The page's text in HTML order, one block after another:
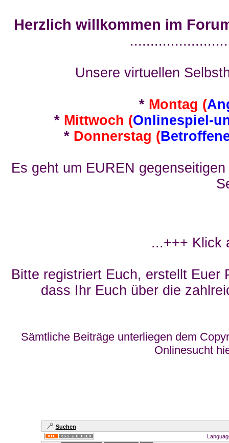
Herzlich willkommen im
Unsere virtuellen
* Montag (
* Mittwoch (Onlinespiel-
* Donnerstag (
Es geht um EUREN
...+++ Klick
Bitte registriert Euch, erstellt Euer
dass Ihr Euch über die
Sämtliche Beiträge unterliegen dem
Onlinesucht
Suchen